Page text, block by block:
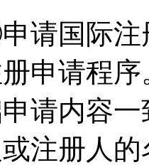
请国际注
申请程
请内容
注册人